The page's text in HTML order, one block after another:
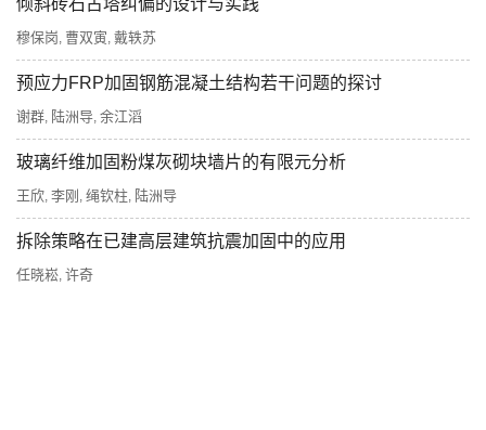
穆保岗 曹双寅 戴轶苏
预应力FRP加固钢筋混凝土结构若干问题的探讨
谢群 陆洲导 余江滔
玻璃纤维加固粉煤灰砌块墙片的有限元分析
王欣 李刚 绳钦柱 陆洲导
拆除策略在已建高层建筑抗震加固中的应用
任晓崧 许奇